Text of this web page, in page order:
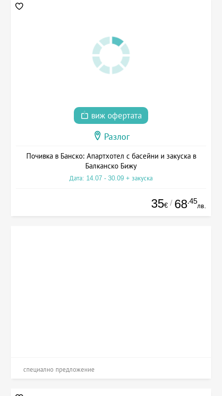
виж офертата
Разлог
Почивка в Банско: Апартхотел с басейни и закуска в
Балканско Бижу
Дата: 14.07 - 30.09 + закуска
35€ / 68.45
лв.
специално предложение